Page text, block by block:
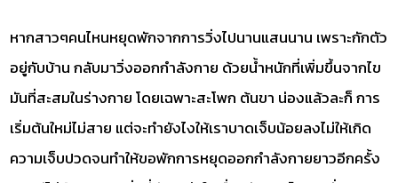
หากสาวๆคนไหนหยุดพักจากการวิ่งไปนานแสนนาน เพราะกักตัว
อยู่กับบ้าน กลับมาวิ่งออกกำลังกาย ด้วยน้ำหนักที่เพิ่มขึ้นจากไข
มันที่สะสมในร่างกาย โดยเฉพาะสะโพก ต้นขา น่องแล้วละก็ การ
เริ่มต้นใหม่ไม่สาย แต่จะทำยังไงให้เราบาดเจ็บน้อยลงไม่ให้เกิด
ความเจ็บปวดจนทำให้ขอพักการหยุดออกกำลังกายยาวอีกครั้ง